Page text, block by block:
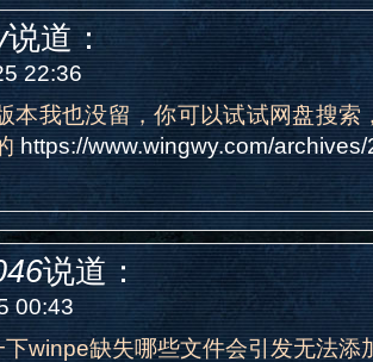
说道：
22:36
本我也没留，你可以试试网盘搜索
https://www.wingwy.com/
说道：
00:43
winpe缺失哪些文件会引发无法添